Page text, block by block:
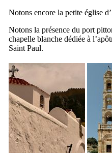
Notons encore la petite église d’
Notons la présence du port
chapelle blanche dédiée à
Saint Paul.